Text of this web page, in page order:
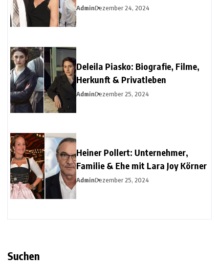
Christine Urspruchs Ex-Ehemann
AdminDezember 24, 2024
Deleila Piasko: Biografie, Filme,
Herkunft & Privatleben
AdminDezember 25, 2024
Heiner Pollert: Unternehmer,
Familie & Ehe mit Lara Joy Körner
AdminDezember 25, 2024
Suchen